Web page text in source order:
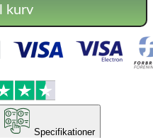
kurv
Specifikationer